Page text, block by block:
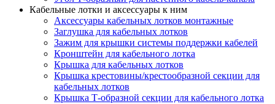
Кабельные лотки и аксессуары к ним
Аксессуары кабельных лотков монтажные
Заглушка для кабельных лотков
Зажим для крышки системы поддержки кабелей
Кронштейн для кабельного лотка
Крышка для кабельных лотков
Крышка крестовины/крестообразной секции для
кабельных лотков
Крышка Т-образной секции для кабельного лотка